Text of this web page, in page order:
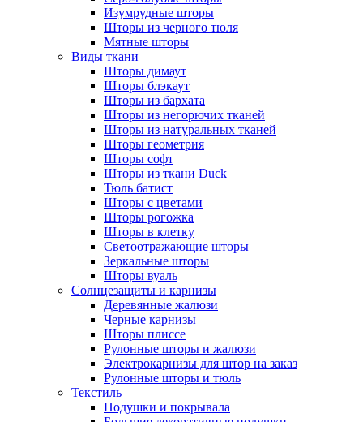
Изумрудные шторы
Шторы из черного тюля
Мятные шторы
Виды ткани
Шторы димаут
Шторы блэкаут
Шторы из бархата
Шторы из негорючих тканей
Шторы из натуральных тканей
Шторы геометрия
Шторы софт
Шторы из ткани Duck
Тюль батист
Шторы с цветами
Шторы рогожка
Шторы в клетку
Светоотражающие шторы
Зеркальные шторы
Шторы вуаль
Солнцезащиты и карнизы
Деревянные жалюзи
Черные карнизы
Шторы плиссе
Рулонные шторы и жалюзи
Электрокарнизы для штор на заказ
Рулонные шторы и тюль
Текстиль
Подушки и покрывала